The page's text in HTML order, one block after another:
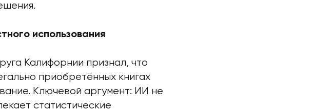
использования
Калифорнии признал, что
приобретённых книгах
Ключевой аргумент: ИИ не
статистические